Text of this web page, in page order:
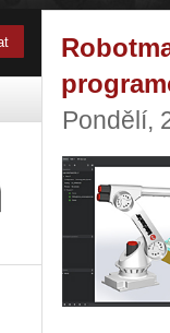
Pondělí,